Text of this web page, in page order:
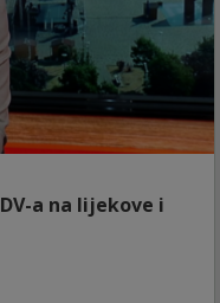
a na lijekove i